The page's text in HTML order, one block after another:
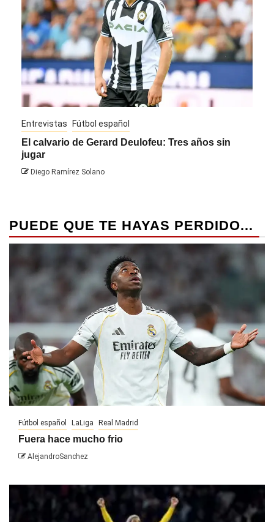
Entrevistas Fútbol español
El calvario de Gerard Deulofeu: Tres años sin
jugar
Diego Ramírez Solano
PUEDE QUE TE HAYAS PERDIDO...
Fútbol español LaLiga Real Madrid
Fuera hace mucho frio
AlejandroSanchez